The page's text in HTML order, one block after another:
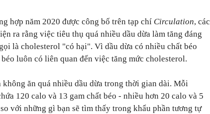
hợp năm 2020 được công bố trên tạp chí Circulation, các
ra rằng việc tiêu thụ quá nhiều dầu dừa làm tăng đáng
là cholesterol "có hại". Vì dầu dừa có nhiều chất béo
luôn có liên quan đến việc tăng mức cholesterol.
không ăn quá nhiều dầu dừa trong thời gian dài. Mỗi
120 calo và 13 gam chất béo - nhiều hơn 20 calo và 5
với những gì bạn sẽ tìm thấy trong khẩu phần tương tự